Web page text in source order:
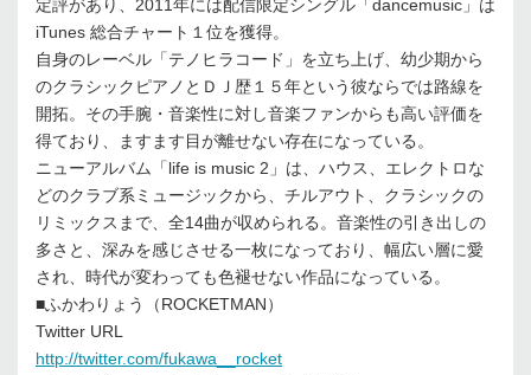
定評があり、2011年には配信限定シングル「dancemusic」は
iTunes 総合チャート１位を獲得。
自身のレーベル「テノヒラコード」を立ち上げ、幼少期から
のクラシックピアノとＤＪ歴１５年という彼ならでは路線を
開拓。その手腕・音楽性に対し音楽ファンからも高い評価を
得ており、ますます目が離せない存在になっている。
ニューアルバム「life is music 2」は、ハウス、エレクトロな
どのクラブ系ミュージックから、チルアウト、クラシックの
リミックスまで、全14曲が収められる。音楽性の引き出しの
多さと、深みを感じさせる一枚になっており、幅広い層に愛
され、時代が変わっても色褪せない作品になっている。
■ふかわりょう（ROCKETMAN）
Twitter URL
http://twitter.com/fukawa__rocket